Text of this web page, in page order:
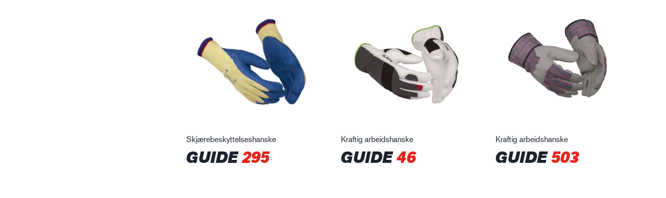
Skjærebeskyttelseshanske
GUIDE295
Kraftig arbeidshanske
GUIDE46
Kraftig arbeidshanske
GUIDE503